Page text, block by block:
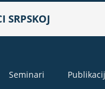
Seminari